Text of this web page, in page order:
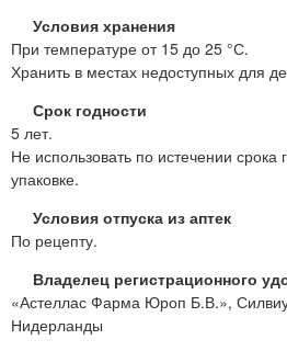
Условия хранения
При температуре от 15 до 25 °С.
Хранить в местах недоступных для
Срок годности
5 лет.
Не использовать по истечении срока
упаковке.
Условия отпуска из аптек
По рецепту.
Владелец регистрационного
«Астеллас Фарма Юроп Б.В.»,
Нидерланды